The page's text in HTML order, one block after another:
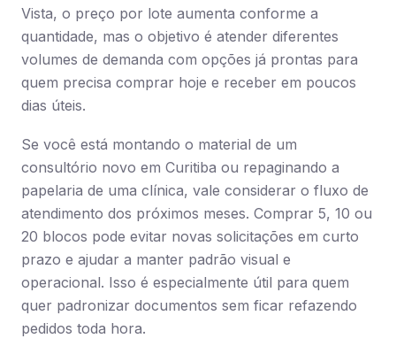
Vista, o preço por lote aumenta conforme a
quantidade, mas o objetivo é atender diferentes
volumes de demanda com opções já prontas para
quem precisa comprar hoje e receber em poucos
dias úteis.
Se você está montando o material de um
consultório novo em Curitiba ou repaginando a
papelaria de uma clínica, vale considerar o fluxo de
atendimento dos próximos meses. Comprar 5, 10 ou
20 blocos pode evitar novas solicitações em curto
prazo e ajudar a manter padrão visual e
operacional. Isso é especialmente útil para quem
quer padronizar documentos sem ficar refazendo
pedidos toda hora.